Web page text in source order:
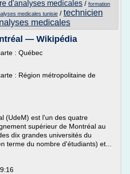
d'analyses medicales / formation
medicales tunisie / technicien
medicales
— Wikipédia
: Québec
: Région métropolitaine de
(UdeM) est l'un des quatre
supérieur de Montréal au
dix grandes universités du
terme du nombre d'étudiants) et...